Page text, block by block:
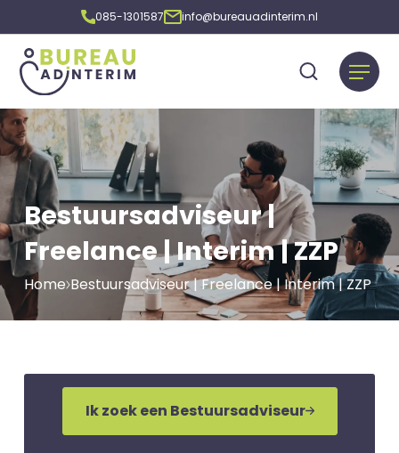
085-1301587 info@bureauadinterim.nl
Bestuursadviseur |
Freelance | Interim | ZZP
Home Bestuursadviseur | Freelance | Interim | ZZP
Ik zoek een Bestuursadviseur